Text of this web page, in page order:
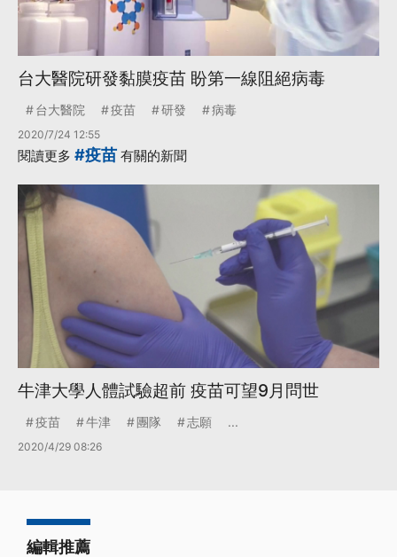
台大醫院研發黏膜疫苗 盼第一線阻絕病毒
台大醫院 疫苗 研發 病毒
2020/7/24 12:55
閱讀更多 #疫苗 有關的新聞
牛津大學人體試驗超前 疫苗可望9月問世
疫苗 牛津 團隊 志願 ...
2020/4/29 08:26
編輯推薦